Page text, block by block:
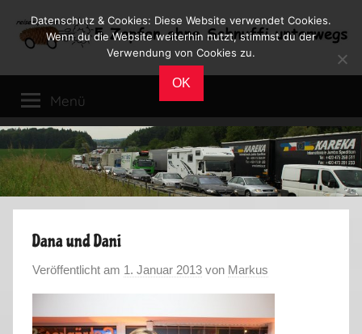
Inhalt
Reiseblog
Leben
im
Wohnmobil
Menü
Dana und Dani
Veröffentlicht am 1. Januar 2013 von Markus
Datenschutz & Cookies: Diese Website verwendet Cookies.
Wenn du die Website weiterhin nutzt, stimmst du der
Verwendung von Cookies zu.
OK